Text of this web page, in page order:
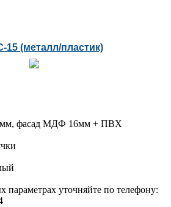
15 (металл/пластик)
фасад МДФ 16мм + ПВХ
параметрах уточняйте по телефону: